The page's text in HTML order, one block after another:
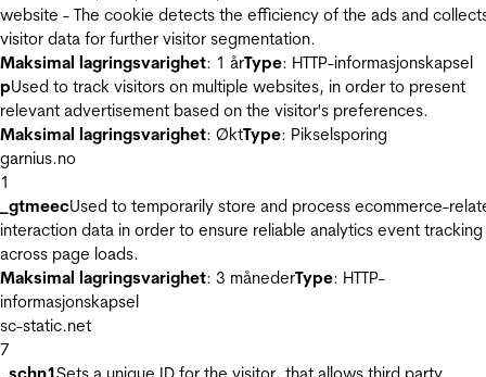
website - The cookie detects the efficiency of the ads and
visitor data for further visitor segmentation.
Maksimal lagringsvarighet: 1 årType: HTTP-informasjonskapsel
pUsed to track visitors on multiple websites, in order to present
relevant advertisement based on the visitor's preferences.
Maksimal lagringsvarighet: ØktType: Pikselsporing
garnius.no
1
_gtmeecUsed to temporarily store and process ecommerce-
interaction data in order to ensure reliable analytics event tracking
across page loads.
Maksimal lagringsvarighet: 3 månederType: HTTP-
informasjonskapsel
sc-static.net
7